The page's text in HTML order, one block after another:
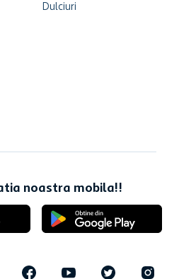
Dulciuri
noastra mobila!!